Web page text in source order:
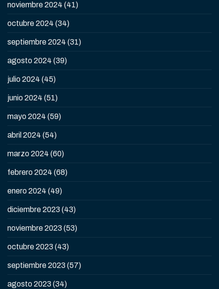
noviembre 2024 (41)
octubre 2024 (34)
septiembre 2024 (31)
agosto 2024 (39)
julio 2024 (45)
junio 2024 (51)
mayo 2024 (59)
abril 2024 (54)
marzo 2024 (60)
febrero 2024 (68)
enero 2024 (49)
diciembre 2023 (43)
noviembre 2023 (53)
octubre 2023 (43)
septiembre 2023 (57)
agosto 2023 (34)